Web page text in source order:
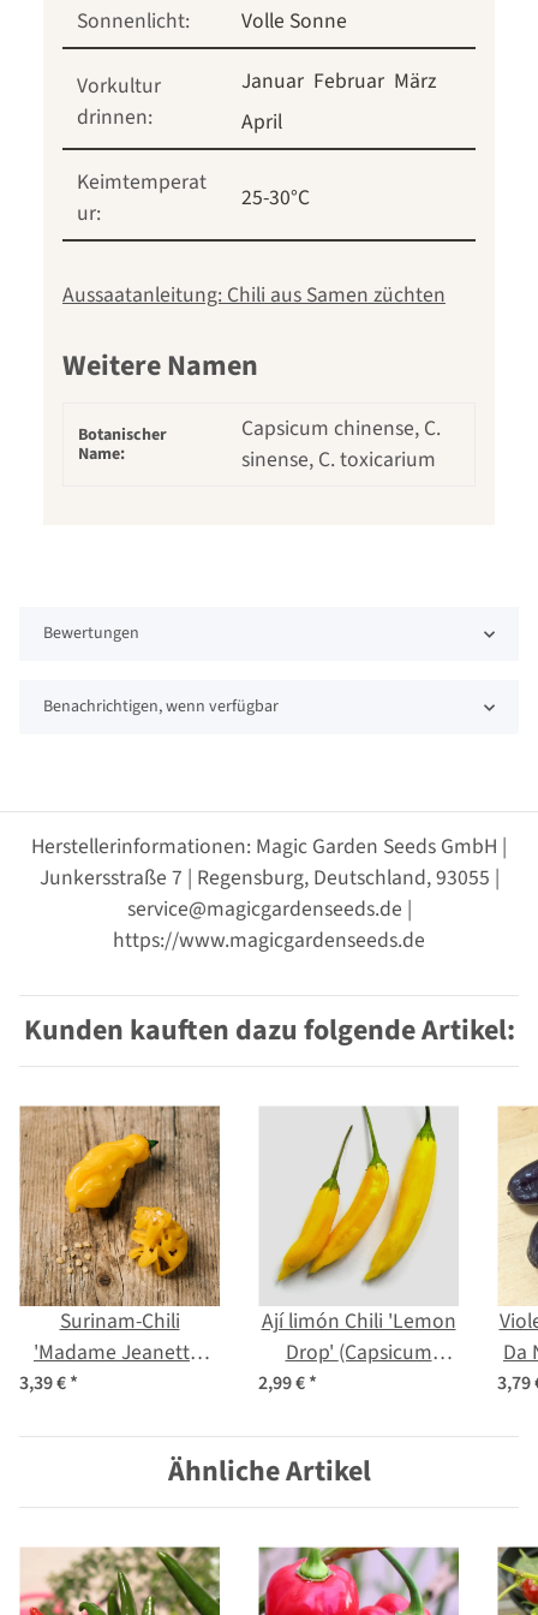
Sonnenlicht: Volle Sonne
Vorkultur
drinnen:
Januar Februar März
April
Keimtemperat
ur:
25-30°C
Aussaatanleitung: Chili aus Samen züchten
Weitere Namen
Botanischer
Name:
Capsicum chinense, C.
sinense, C. toxicarium
Bewertungen
Benachrichtigen, wenn verfügbar
Herstellerinformationen: Magic Garden Seeds GmbH |
Junkersstraße 7 | Regensburg, Deutschland, 93055 |
service@magicgardenseeds.de |
https://www.magicgardenseeds.de
Kunden kauften dazu folgende Artikel:
Surinam-Chili
'Madame Jeanette'
(Capsicum chinense)
3,39 €*
Ají limón Chili 'Lemon
Drop' (Capsicum
baccatum) Samen
2,99 €*
Da
3,79
Ähnliche Artikel